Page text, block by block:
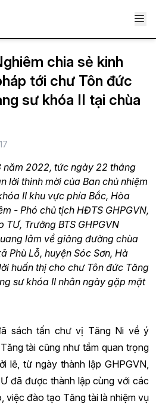
chia sẻ kinh
tới chư Tôn đức
sư khóa II tại chùa
2022, tức ngày 22 tháng
lời thỉnh mời của Ban chủ nhiệm
II khu vực phía Bắc, Hòa
- Phó chủ tịch HĐTS GHPGVN,
Trưởng BTS GHPGVN
lâm về giảng đường chùa
Phù Lỗ, huyện Sóc Sơn, Hà
huấn thị cho chư Tôn đức Tăng
sư khóa II nhân ngày gặp mặt
sách tấn chư vị Tăng Ni về ý
tài cũng như tầm quan trọng
lẽ, từ ngày thành lập GHPGVN,
đã được thành lập cùng với các
việc đào tạo Tăng tài là nhiệm vụ